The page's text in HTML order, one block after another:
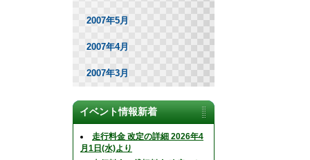
2007年5月
2007年4月
2007年3月
イベント情報新着
走行料金 改定の詳細 2026年4
月1日(水)より